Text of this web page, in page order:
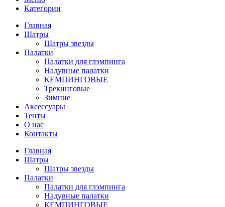
Категории
Главная
Шатры
Шатры звезды
Палатки
Палатки для глэмпинга
Надувные палатки
КЕМПИНГОВЫЕ
Трекинговые
Зимние
Аксессуары
Тенты
О нас
Контакты
Главная
Шатры
Шатры звезды
Палатки
Палатки для глэмпинга
Надувные палатки
КЕМПИНГОВЫЕ